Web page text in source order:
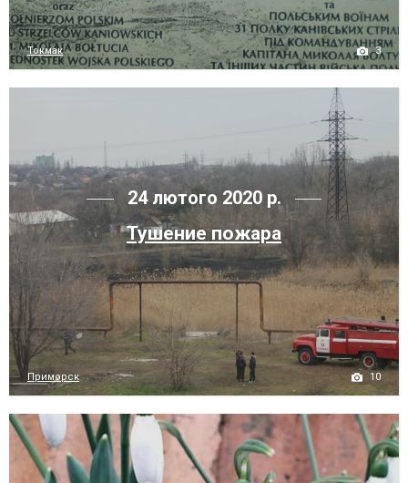
Токмак 3
24 лютого 2020 р.
Тушение пожара
Приморск 10